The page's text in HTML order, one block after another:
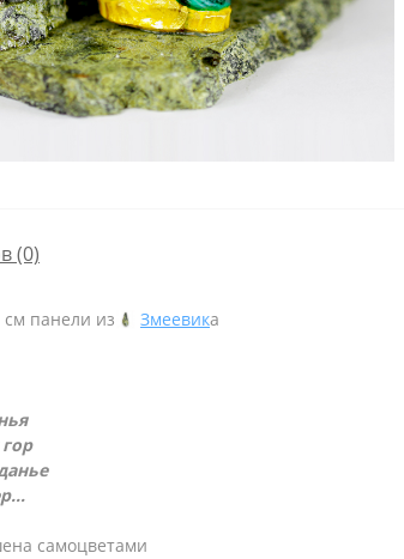
(0)
панели из Змеевика
самоцветами